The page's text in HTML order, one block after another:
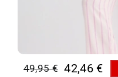
49,95€ 42,46 €